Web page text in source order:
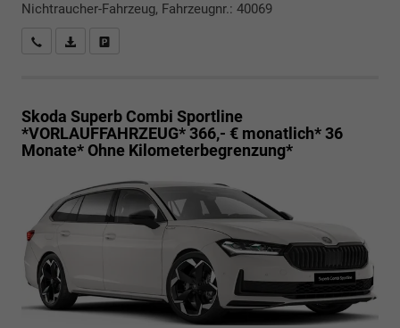
Nichtraucher-Fahrzeug, Fahrzeugnr.: 40069
Rückrufbitte absenden
PDF-Datei, Fahrzeugexposé drucken
Skoda Superb Combi Sportline
*VORLAUFFAHRZEUG* 366,- € monatlich* 36
Monate* Ohne Kilometerbegrenzung*